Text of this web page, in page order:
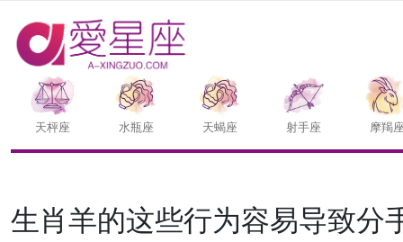
天枰座 水瓶座 天蝎座 射手座 摩羯
生肖羊的这些行为容易导致分